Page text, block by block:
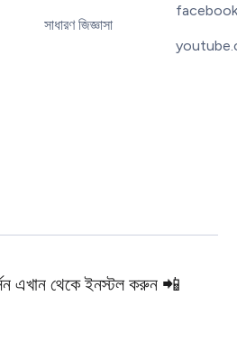
সাধারণ জিজ্ঞাসা
এখান থেকে ইনস্টল করুন 📲